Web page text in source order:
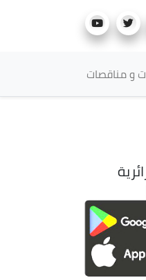
و مناقصات